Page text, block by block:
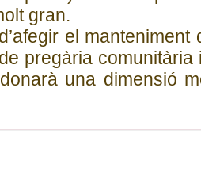
gran.
el
pregària comunitària
una dimensió